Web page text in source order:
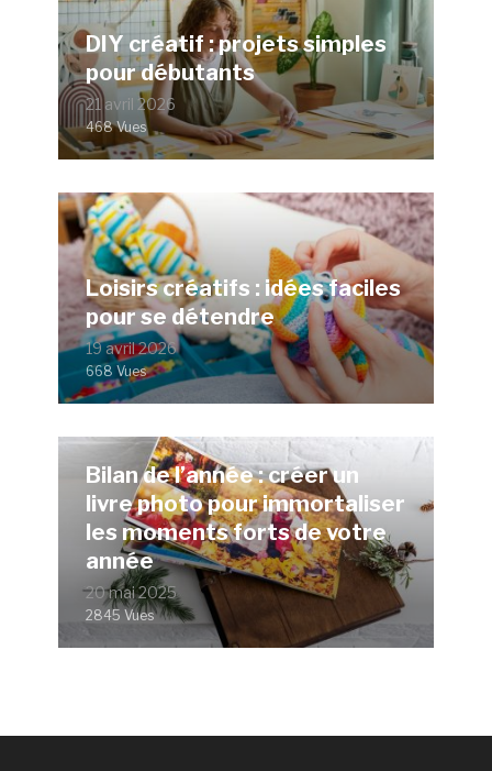
DIY créatif : projets simples
pour débutants
21 avril 2026
468 Vues
Loisirs créatifs : idées faciles
pour se détendre
19 avril 2026
668 Vues
Bilan de l’année : créer un
livre photo pour immortaliser
les moments forts de votre
année
20 mai 2025
2845 Vues